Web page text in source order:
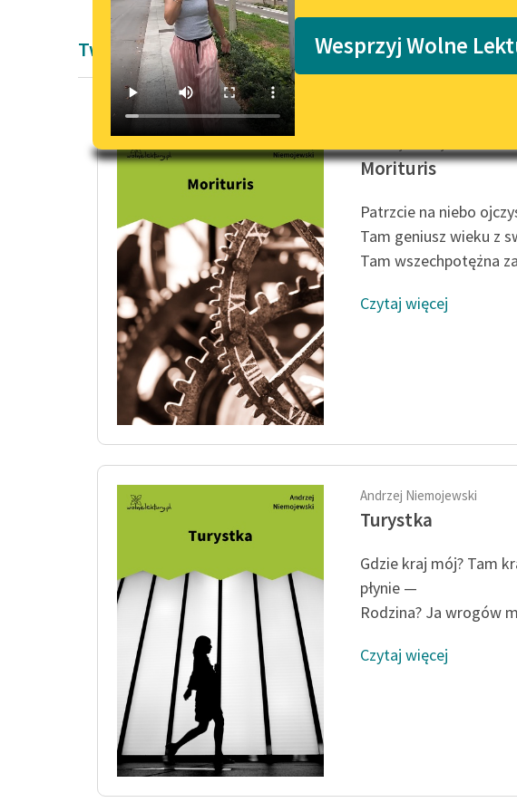
Wesprzyj Wolne
Twórczość Andrzeja Niemojewskiego
Morituris
Patrzcie na niebo
Tam geniusz wieku z
Tam wszechpotężna
Czytaj więcej
Andrzej Niemojewski
Turystka
Gdzie kraj mój? Tam
płynie —
Rodzina? Ja wrogów
Czytaj więcej